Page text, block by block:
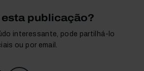
publicação?
interessante, pode partilhá-lo
ou por email.